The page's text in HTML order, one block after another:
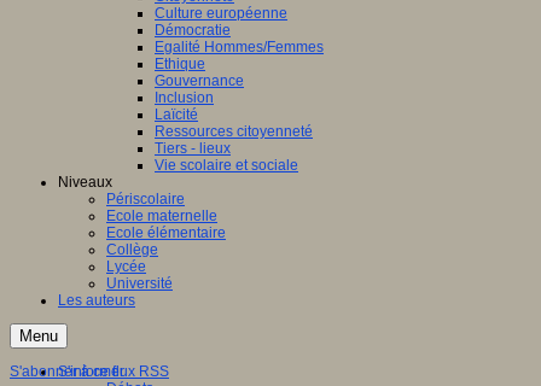
Culture européenne
Démocratie
Egalité Hommes/Femmes
Ethique
Gouvernance
Inclusion
Laïcité
Ressources citoyenneté
Tiers - lieux
Vie scolaire et sociale
Niveaux
Périscolaire
Ecole maternelle
Ecole élémentaire
Collège
Lycée
Université
Les auteurs
Menu
S'informer
S'abonner à ce flux RSS